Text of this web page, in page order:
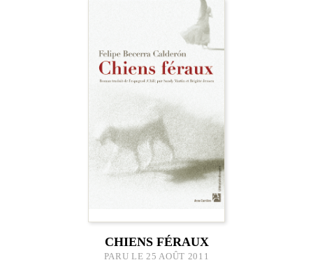
CHIENS FÉRAUX
PARU LE 25 AOÛT 2011